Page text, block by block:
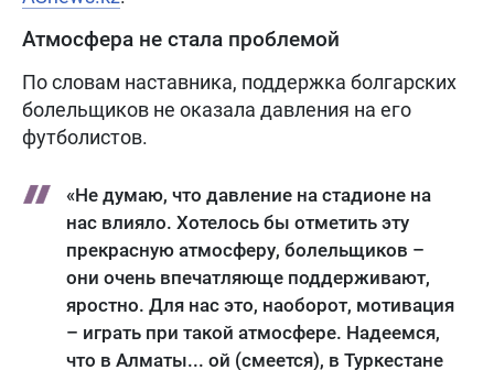
Атмосфера не стала проблемой
По словам наставника, поддержка болгарских
болельщиков не оказала давления на его
футболистов.
«Не думаю, что давление на стадионе на
нас влияло. Хотелось бы отметить эту
прекрасную атмосферу, болельщиков –
они очень впечатляюще поддерживают,
яростно. Для нас это, наоборот, мотивация
– играть при такой атмосфере. Надеемся,
что в Алматы... ой (смеется), в Туркестане